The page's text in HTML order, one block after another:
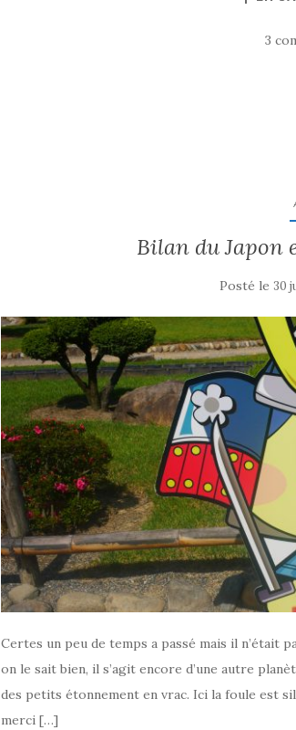
3
Bilan du Japon
Posté le 30
Certes un peu de temps a passé mais il n’était
on le sait bien, il s’agit encore d’une autre
des petits étonnement en vrac. Ici la foule est
merci […]